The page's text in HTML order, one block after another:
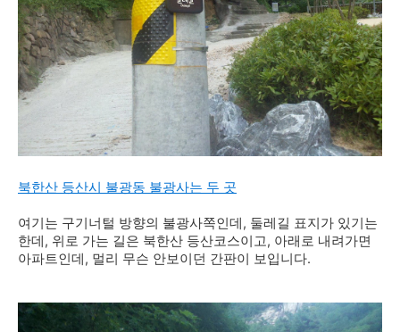
북한산 등산시 불광동 불광사는 두 곳
여기는 구기너털 방향의 불광사쪽인데, 둘레길 표지가 있기는
한데, 위로 가는 길은 북한산 등산코스이고, 아래로 내려가면
아파트인데, 멀리 무슨 안보이던 간판이 보입니다.